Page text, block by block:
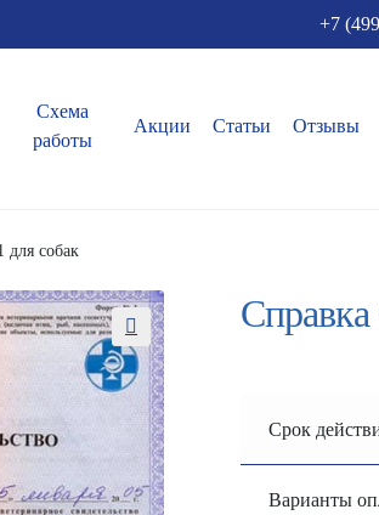
+7
Схема
работы
Акции Статьи Отзывы
собак
Срок
Варианты